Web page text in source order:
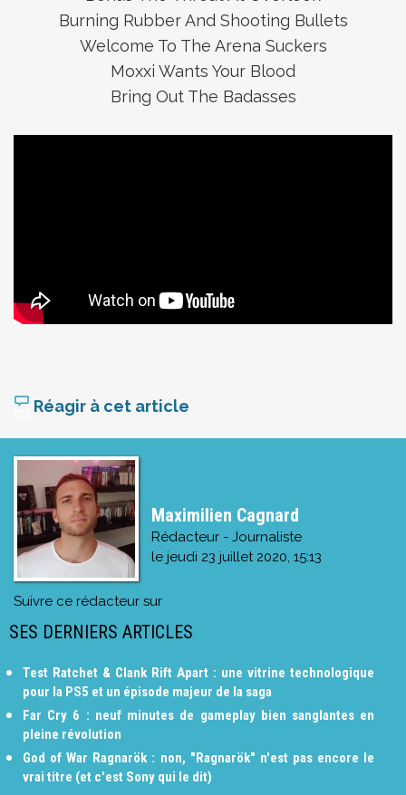
Burning Rubber And Shooting Bullets
Welcome To The Arena Suckers
Moxxi Wants Your Blood
Bring Out The Badasses
Réagir à cet article
Maximilien Cagnard
Rédacteur - Journaliste
le jeudi 23 juillet 2020, 15:13
Suivre ce rédacteur sur
SES DERNIERS ARTICLES
Test Ratchet & Clank Rift Apart : une vitrine technologique
pour la PS5 et un épisode majeur de la saga
Far Cry 6 : neuf minutes de gameplay bien sanglantes en
pleine révolution
God of War Ragnarök : non, "Ragnarök" n'est pas encore le
vrai titre (et c'est Sony qui le dit)